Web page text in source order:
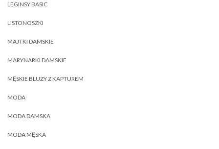
LEGINSY BASIC
LISTONOSZKI
MAJTKI DAMSKIE
MARYNARKI DAMSKIE
MĘSKIE BLUZY Z KAPTUREM
MODA
MODA DAMSKA
MODA MĘSKA